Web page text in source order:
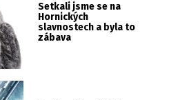
Setkali jsme se na
Hornických
slavnostech a byla to
zábava